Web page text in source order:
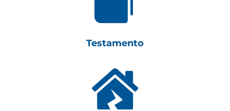
Testamento
